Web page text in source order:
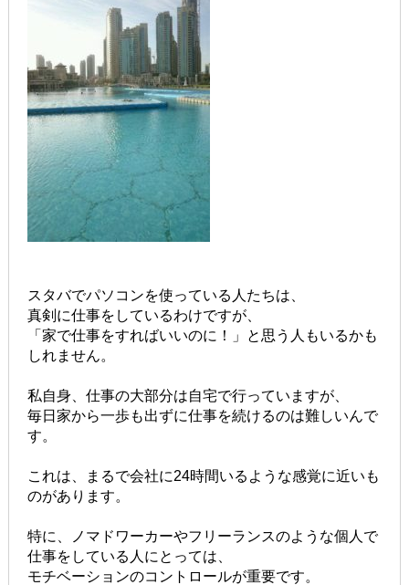
スタバでパソコンを使っている人たちは、
真剣に仕事をしているわけですが、
「家で仕事をすればいいのに！」と思う人もいるかも
しれません。
私自身、仕事の大部分は自宅で行っていますが、
毎日家から一歩も出ずに仕事を続けるのは難しいんで
す。
これは、まるで会社に24時間いるような感覚に近いも
のがあります。
特に、ノマドワーカーやフリーランスのような個人で
仕事をしている人にとっては、
モチベーションのコントロールが重要です。